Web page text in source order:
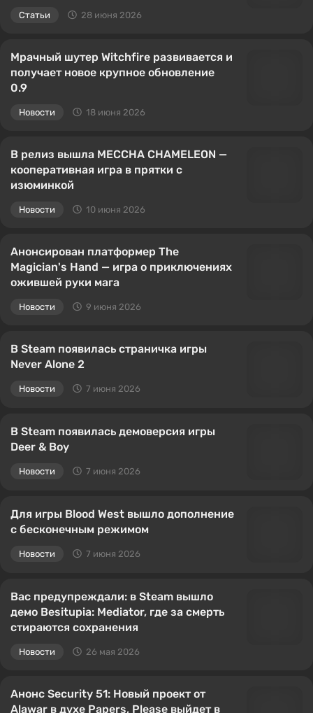
Статьи 28 июня 2026
Мрачный шутер Witchfire развивается и
получает новое крупное обновление
0.9
Новости 18 июня 2026
В релиз вышла MECCHA CHAMELEON —
кооперативная игра в прятки с
изюминкой
Новости 10 июня 2026
Анонсирован платформер The
Magician's Hand — игра о приключениях
ожившей руки мага
Новости 9 июня 2026
В Steam появилась страничка игры
Never Alone 2
Новости 7 июня 2026
В Steam появилась демоверсия игры
Deer & Boy
Новости 7 июня 2026
Для игры Blood West вышло дополнение
с бесконечным режимом
Новости 7 июня 2026
Вас предупреждали: в Steam вышло
демо Besitupia: Mediator, где за смерть
стираются сохранения
Новости 26 мая 2026
Анонс Security 51: Новый проект от
Alawar в духе Papers, Please выйдет в